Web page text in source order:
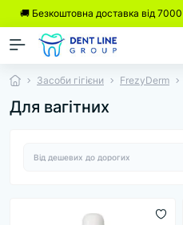
🚚 Безкоштовна доставка від
Засоби гігієни FrezyDerm
Для вагітних